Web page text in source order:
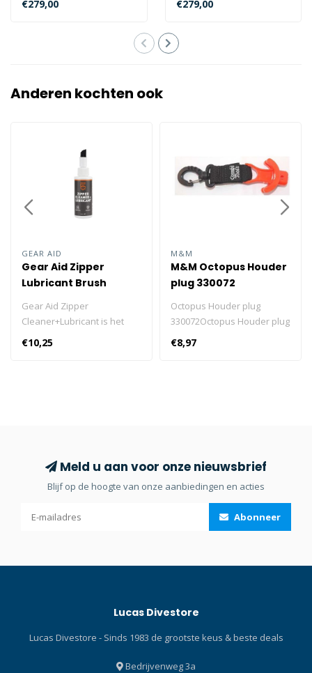
flesdruk en l..
€279,00
duiker..
€279,00
Anderen kochten ook
GEAR AID
Gear Aid Zipper
Lubricant Brush
Gear Aid Zipper
Cleaner+Lubricant is het
plastic, nylon en metalen
zoutresidu's die de
ritssluiting kunnen
verstoppen.Gear Aid Zipper
ultieme ritsonderhoud voor
€10,25
M&M
M&M Octopus Houder
plug 330072
Octopus Houder plug
330072Octopus Houder plug
€8,97
Meld u aan voor onze nieuwsbrief
Blijf op de hoogte van onze aanbiedingen en acties
Abonneer
Lucas Divestore
Lucas Divestore - Sinds 1983 de grootste keus & beste deals
Bedrijvenweg 3a